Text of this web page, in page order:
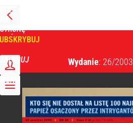
PRZEJDŹ
NA
STRONĘ
GŁÓWNĄ
ZALOGUJ
MENU
Wydanie: 26/2003